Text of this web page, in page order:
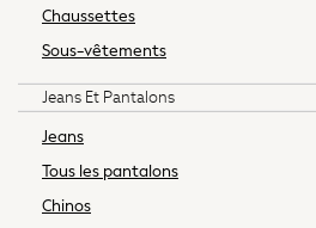
Sandals
Slippers
Wellies
Dresses
Chaussettes
Sous-vêtements
Jeans Et Pantalons
Jeans
Tous les pantalons
Chinos